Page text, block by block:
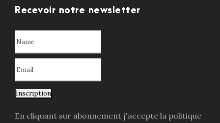
Recevoir notre newsletter
Inscription
En cliquant sur abonnement j'accepte la politique